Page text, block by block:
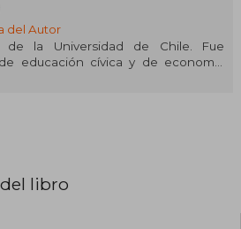
del Autor
de la Universidad de Chile. Fue
educación cívica y de economía
el Instituto Nacional, profesor de
entre 1971 y 1972. Fue vocero de la
libro